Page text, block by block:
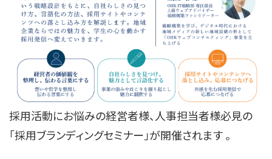
採用活動にお悩みの経営者様、人事担当者様必見の
「採用ブランディングセミナー」が開催されます 。